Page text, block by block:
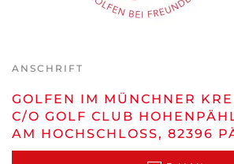
ANSCHRIFT
GOLFEN IM MÜNCHNER
C/O GOLF CLUB
AM HOCHSCHLOSS, 82396